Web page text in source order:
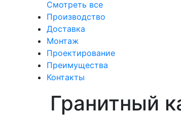
Смотреть все
Производство
Доставка
Монтаж
Проектирование
Преимущества
Контакты
Гранитный